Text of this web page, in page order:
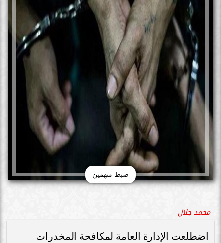
ضبط متهمين
محمد جلال
اضطلعت الإدارة العامة لمكافحة المخدرات